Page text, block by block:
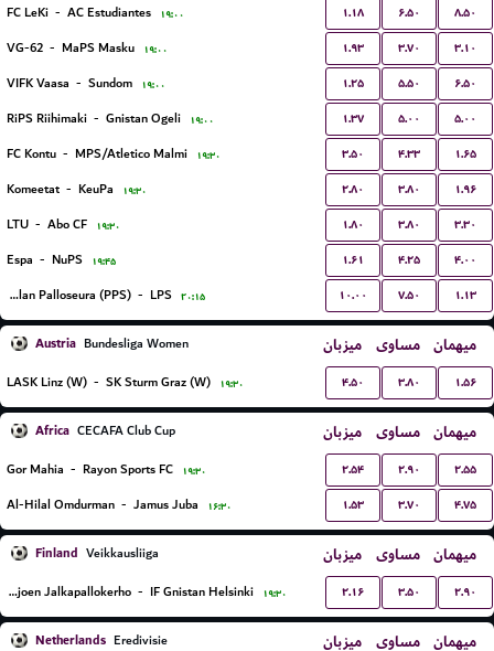
FC LeKi - AC Estudiantes ۱۹:۰۰ ۱.۱۸ ۶.۵۰ ۸.۵۰
VG-62 - MaPS Masku ۱۹:۰۰ ۱.۹۳ ۳.۷۰ ۳.۱۰
VIFK Vaasa - Sundom ۱۹:۰۰ ۱.۲۵ ۵.۵۰ ۶.۵۰
RiPS Riihimaki - Gnistan Ogeli ۱۹:۰۰ ۱.۳۷ ۵.۰۰ ۵.۰۰
FC Kontu - MPS/Atletico Malmi ۱۹:۳۰ ۳.۵۰ ۴.۳۳ ۱.۶۵
Komeetat - KeuPa ۱۹:۳۰ ۲.۸۰ ۳.۸۰ ۱.۹۶
LTU - Abo CF ۱۹:۳۰ ۱.۸۰ ۳.۸۰ ۳.۳۰
Espa - NuPS ۱۹:۴۵ ۱.۶۱ ۴.۲۵ ۴.۰۰
Pakkalan Palloseura (PPS) - LPS ۲۰:۱۵ ۱۰.۰۰ ۷.۵۰ ۱.۱۳
Austria Bundesliga Women میزبان مساوی میهمان
LASK Linz (W) - SK Sturm Graz (W) ۱۹:۳۰ ۴.۵۰ ۳.۸۰ ۱.۵۶
Africa CECAFA Club Cup میزبان مساوی میهمان
Gor Mahia - Rayon Sports FC ۱۹:۳۰ ۲.۵۴ ۲.۹۰ ۲.۵۵
Al-Hilal Omdurman - Jamus Juba ۱۶:۳۰ ۱.۵۳ ۳.۷۰ ۴.۷۵
Finland Veikkausliiga میزبان مساوی میهمان
Seinajoen Jalkapallokerho - IF Gnistan Helsinki ۱۹:۳۰ ۲.۱۶ ۳.۵۰ ۲.۹۰
Netherlands Eredivisie میزبان مساوی میهمان